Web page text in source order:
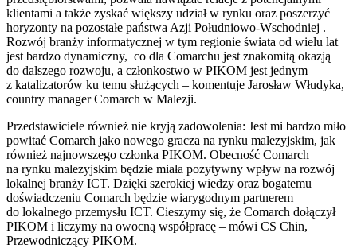
klientami a także zyskać większy udział w rynku oraz poszerzyć
horyzonty na pozostałe państwa Azji Południowo-Wschodniej .
Rozwój branży informatycznej w tym regionie świata od wielu lat
jest bardzo dynamiczny, co dla Comarchu jest znakomitą okazją
do dalszego rozwoju, a członkostwo w PIKOM jest jednym
z katalizatorów ku temu służących – komentuje Jarosław Włudyka,
country manager Comarch w Malezji.
Przedstawiciele również nie kryją zadowolenia: Jest mi bardzo miło
powitać Comarch jako nowego gracza na rynku malezyjskim, jak
również najnowszego członka PIKOM. Obecność Comarch
na rynku malezyjskim będzie miała pozytywny wpływ na rozwój
lokalnej branży ICT. Dzięki szerokiej wiedzy oraz bogatemu
doświadczeniu Comarch będzie wiarygodnym partnerem
do lokalnego przemysłu ICT. Cieszymy się, że Comarch dołączył
PIKOM i liczymy na owocną współpracę – mówi CS Chin,
Przewodniczący PIKOM.